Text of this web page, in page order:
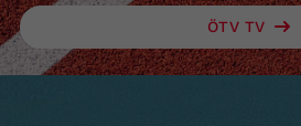
ÖTV TV